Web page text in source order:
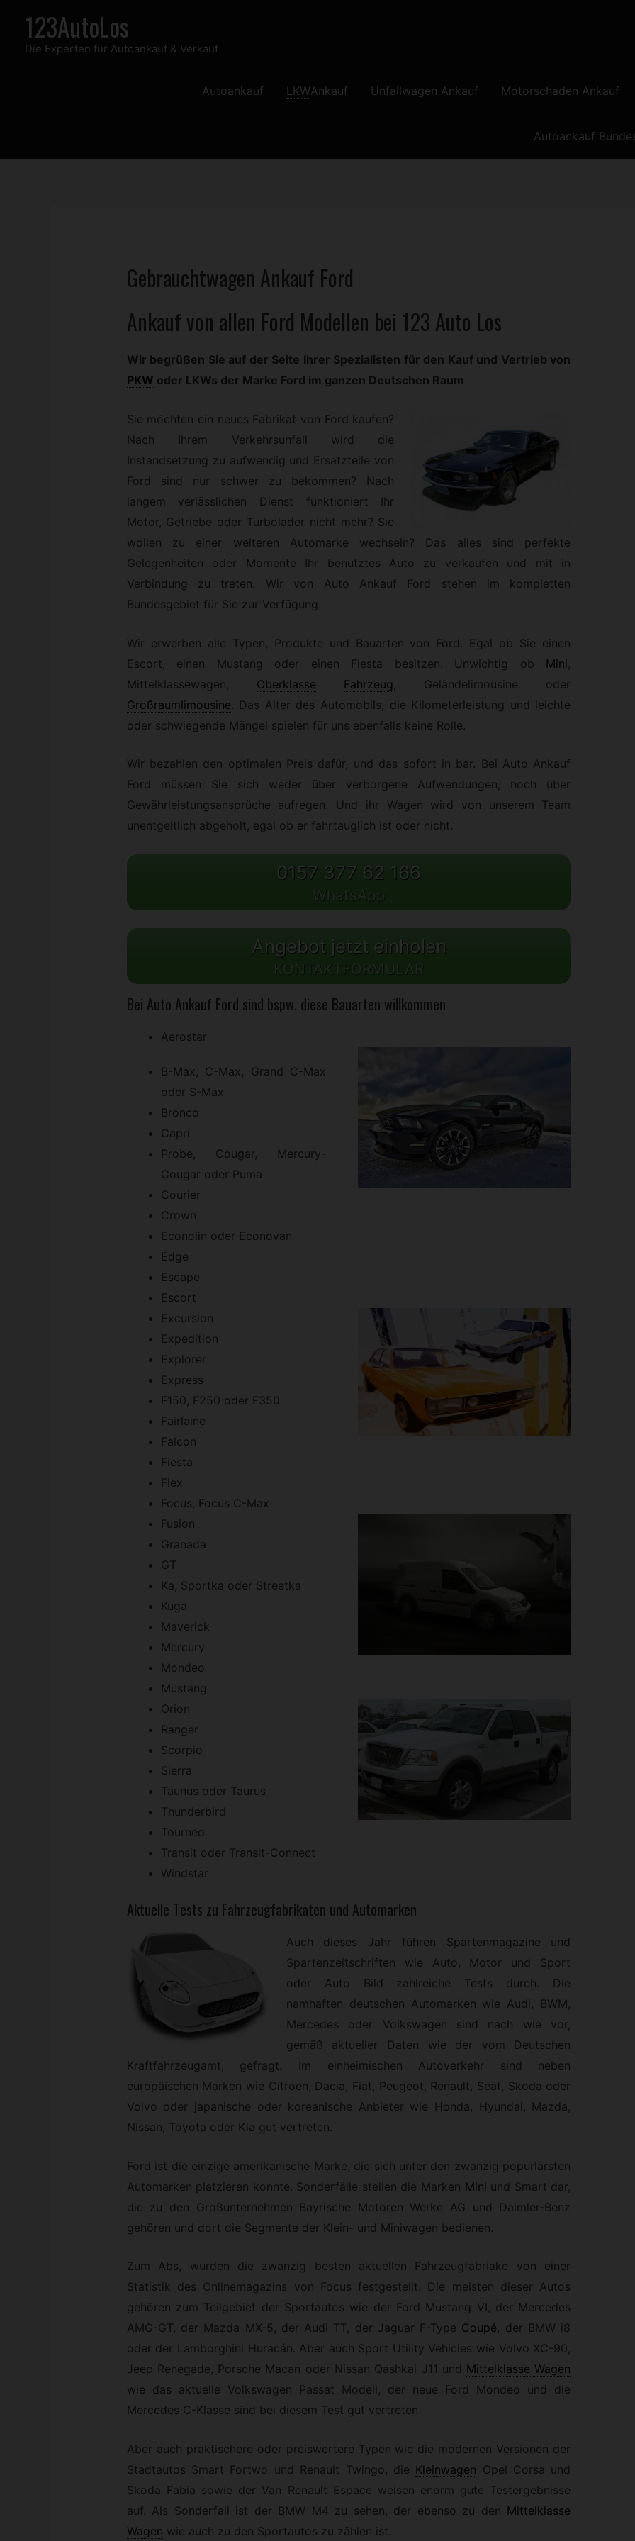
springen
123AutoLos
Die Experten für Autoankauf & Verkauf
Autoankauf LKWAnkauf Unfallwagen Ankauf Motorschaden Ankauf
Autoankauf
Gebrauchtwagen Ankauf Ford
Ankauf von allen Ford Modellen bei 123 Auto Los
Wir begrüßen Sie auf der Seite Ihrer Spezialisten für den Kauf und Vertrieb von
PKW oder LKWs der Marke Ford im ganzen Deutschen Raum
Sie möchten ein neues Fabrikat von Ford kaufen?
Nach Ihrem Verkehrsunfall wird die
Instandsetzung zu aufwendig und Ersatzteile von
Ford sind nur schwer zu bekommen? Nach
langem verlässlichen Dienst funktioniert Ihr
Motor, Getriebe oder Turbolader nicht mehr? Sie
wollen zu einer weiteren Automarke wechseln? Das alles sind perfekte
Gelegenheiten oder Momente Ihr benutztes Auto zu verkaufen und mit in
Verbindung zu treten. Wir von Auto Ankauf Ford stehen im kompletten
Bundesgebiet für Sie zur Verfügung.
Wir erwerben alle Typen, Produkte und Bauarten von Ford. Egal ob Sie einen
Escort, einen Mustang oder einen Fiesta besitzen. Unwichtig ob
Mini
Mittelklassewagen,
Oberklasse Fahrzeug
Geländelimousine oder
Großraumlimousine. Das Alter des Automobils, die Kilometerleistung und leichte
oder schwiegende Mängel spielen für uns ebenfalls keine Rolle.
Wir bezahlen den optimalen Preis dafür, und das sofort in bar. Bei Auto Ankauf
Ford müssen Sie sich weder über verborgene Aufwendungen, noch über
Gewährleistungsansprüche aufregen. Und ihr Wagen wird von unserem Team
unentgeltlich abgeholt, egal ob er fahrtauglich ist oder nicht.
0157 377 62 166
WhatsApp
Angebot jetzt einholen
KONTAKTFORMULAR
Bei Auto Ankauf Ford sind bspw. diese Bauarten willkommen
Aerostar
B-Max, C-Max, Grand C-Max
oder S-Max
Bronco
Capri
Probe, Cougar, Mercury-
Cougar oder Puma
Courier
Crown
Econolin oder Econovan
Edge
Escape
Escort
Excursion
Expedition
Explorer
Express
F150, F250 oder F350
Fairlaine
Falcon
Fiesta
Flex
Focus, Focus C-Max
Fusion
Granada
GT
Ka, Sportka oder Streetka
Kuga
Maverick
Mercury
Mondeo
Mustang
Orion
Ranger
Scorpio
Sierra
Taunus oder Taurus
Thunderbird
Tourneo
Transit oder Transit-Connect
Windstar
Aktuelle Tests zu Fahrzeugfabrikaten und Automarken
Auch dieses Jahr führen Spartenmagazine und
Spartenzeitschriften wie Auto, Motor und Sport
oder Auto Bild zahlreiche Tests durch. Die
namhaften deutschen Automarken wie Audi, BWM,
Mercedes oder Volkswagen sind nach wie vor,
gemäß aktueller Daten wie der vom Deutschen
Kraftfahrzeugamt, gefragt. Im einheimischen Autoverkehr sind neben
europäischen Marken wie Citroen, Dacia, Fiat, Peugeot, Renault, Seat, Skoda oder
Volvo oder japanische oder koreanische Anbieter wie Honda, Hyundai, Mazda,
Nissan, Toyota oder Kia gut vertreten.
Ford ist die einzige amerikanische Marke, die sich unter den zwanzig popurlärsten
Automarken platzieren konnte. Sonderfälle stellen die Marken Mini und Smart dar,
die zu den Großunternehmen Bayrische Motoren Werke AG und Daimler-Benz
gehören und dort die Segmente der Klein- und Miniwagen bedienen.
Zum Abs, wurden die zwanzig besten aktuellen Fahrzeugfabriake von einer
Statistik des Onlinemagazins von Focus festgestellt. Die meisten dieser Autos
gehören zum Teilgebiet der Sportautos wie der Ford Mustang VI, der Mercedes
AMG-GT, der Mazda MX-5, der Audi TT, der Jaguar F-Type Coupé, der BMW i8
oder der Lamborghini Huracán. Aber auch Sport Utility Vehicles wie Volvo XC-90,
Jeep Renegade, Porsche Macan oder Nissan Qashkai J11 und Mittelklasse Wagen
wie das aktuelle Volkswagen Passat Modell, der neue Ford Mondeo und die
Mercedes C-Klasse sind bei diesem Test gut vertreten.
Aber auch praktischere oder preiswertere Typen wie die modernen Versionen der
Stadtautos Smart Fortwo und Renault Twingo, die Kleinwagen Opel Corsa und
Skoda Fabia sowie der Van Renault Espace weisen enorm gute Testergebnisse
auf. Als Sonderfall ist der BMW M4 zu sehen, der ebenso zu den Mittelklasse
Wagen wie auch zu den Sportautos zu zählen ist.